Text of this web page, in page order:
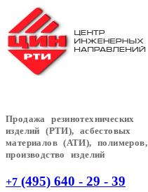
Продажа резинотехнических
изделий (РТИ), асбестовых
материалов (АТИ), полимеров,
производство изделий
+7 (495) 640 - 29 - 39